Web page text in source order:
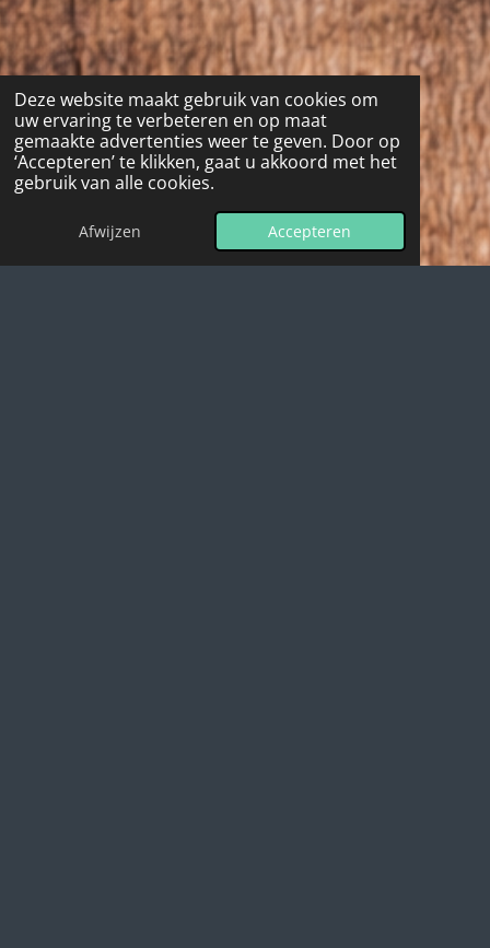
Deze website maakt gebruik van cookies om
uw ervaring te verbeteren en op maat
gemaakte advertenties weer te geven. Door op
‘Accepteren’ te klikken, gaat u akkoord met het
gebruik van alle cookies.
Afwijzen Accepteren